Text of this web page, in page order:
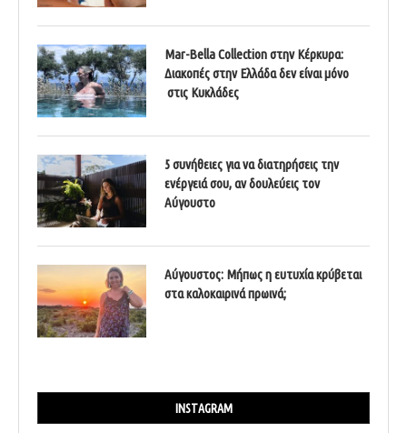
Mar-Bella Collection στην Κέρκυρα:
Διακοπές στην Ελλάδα δεν είναι μόνο
στις Κυκλάδες
5 συνήθειες για να διατηρήσεις την
ενέργειά σου, αν δουλεύεις τον
Αύγουστο
Αύγουστος: Μήπως η ευτυχία κρύβεται
στα καλοκαιρινά πρωινά;
INSTAGRAM